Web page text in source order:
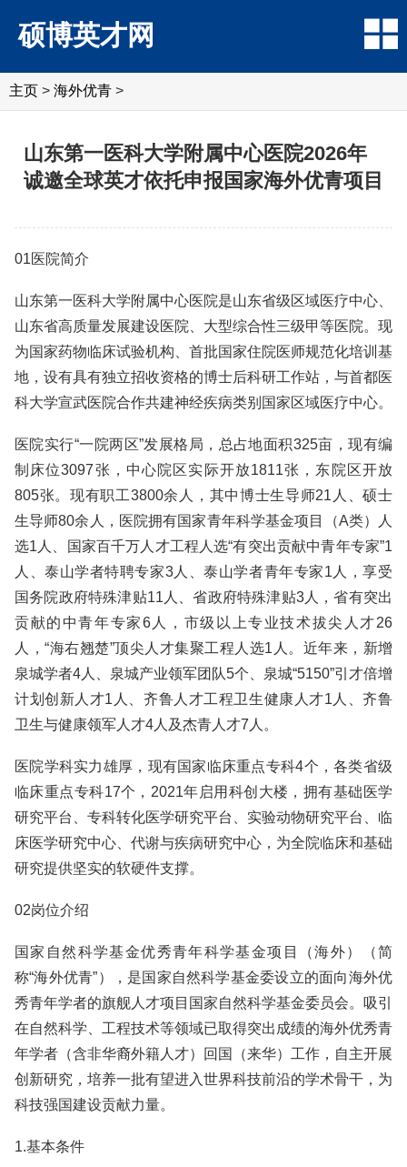
硕博英才网
主页 > 海外优青 >
山东第一医科大学附属中心医院2026年
诚邀全球英才依托申报国家海外优青项目
01医院简介
山东第一医科大学附属中心医院是山东省级区域医疗中心、
山东省高质量发展建设医院、大型综合性三级甲等医院。现
为国家药物临床试验机构、首批国家住院医师规范化培训基
地，设有具有独立招收资格的博士后科研工作站，与首都医
科大学宣武医院合作共建神经疾病类别国家区域医疗中心。
医院实行“一院两区”发展格局，总占地面积325亩，现有编
制床位3097张，中心院区实际开放1811张，东院区开放
805张。现有职工3800余人，其中博士生导师21人、硕士
生导师80余人，医院拥有国家青年科学基金项目（A类）人
选1人、国家百千万人才工程人选“有突出贡献中青年专家”1
人、泰山学者特聘专家3人、泰山学者青年专家1人，享受
国务院政府特殊津贴11人、省政府特殊津贴3人，省有突出
贡献的中青年专家6人，市级以上专业技术拔尖人才26
人，“海右翘楚”顶尖人才集聚工程人选1人。近年来，新增
泉城学者4人、泉城产业领军团队5个、泉城“5150”引才倍增
计划创新人才1人、齐鲁人才工程卫生健康人才1人、齐鲁
卫生与健康领军人才4人及杰青人才7人。
医院学科实力雄厚，现有国家临床重点专科4个，各类省级
临床重点专科17个，2021年启用科创大楼，拥有基础医学
研究平台、专科转化医学研究平台、实验动物研究平台、临
床医学研究中心、代谢与疾病研究中心，为全院临床和基础
研究提供坚实的软硬件支撑。
02岗位介绍
国家自然科学基金优秀青年科学基金项目（海外）（简
称“海外优青”），是国家自然科学基金委设立的面向海外优
秀青年学者的旗舰人才项目国家自然科学基金委员会。吸引
在自然科学、工程技术等领域已取得突出成绩的海外优秀青
年学者（含非华裔外籍人才）回国（来华）工作，自主开展
创新研究，培养一批有望进入世界科技前沿的学术骨干，为
科技强国建设贡献力量。
1.基本条件